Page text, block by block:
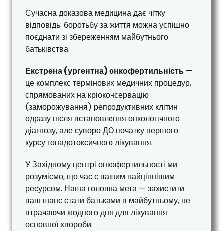
Сучасна доказова медицина дає чітку
відповідь: боротьбу за життя можна успішно
поєднати зі збереженням майбутнього
батьківства.
Екстрена (ургентна) онкофертильність—
це комплекс термінових медичних процедур,
спрямованих на кріоконсервацію
(заморожування) репродуктивних клітин
одразу після встановлення онкологічного
діагнозу, але суворо ДО початку першого
курсу гонадотоксичного лікування.
У Західному центрі онкофертильності ми
розуміємо, що час є вашим найціннішим
ресурсом. Наша головна мета — захистити
ваш шанс стати батьками в майбутньому, не
втрачаючи жодного дня для лікування
основної хвороби.